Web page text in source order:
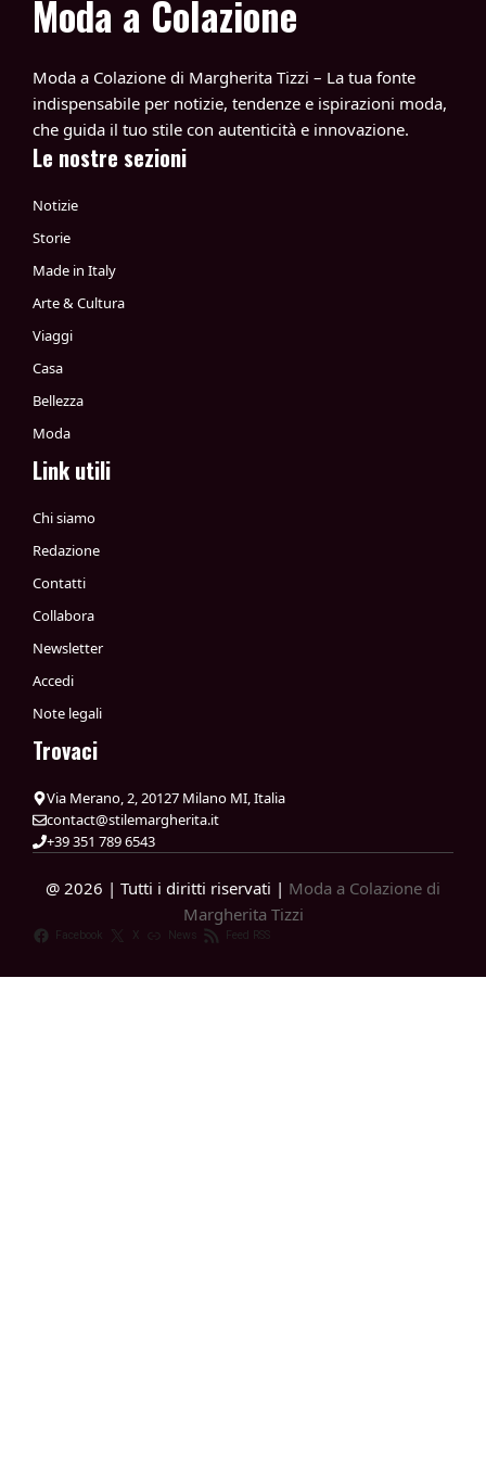
Moda a Colazione
Moda a Colazione di Margherita Tizzi – La tua fonte
indispensabile per notizie, tendenze e ispirazioni moda,
che guida il tuo stile con autenticità e innovazione.
Le nostre sezioni
Notizie
Storie
Made in Italy
Arte & Cultura
Viaggi
Casa
Bellezza
Moda
Link utili
Chi siamo
Redazione
Contatti
Collabora
Newsletter
Accedi
Note legali
Trovaci
Via Merano, 2, 20127 Milano MI, Italia
contact@stilemargherita.it
+39 351 789 6543
@ 2026 | Tutti i diritti riservati | Moda a Colazione di
Margherita Tizzi
Facebook X News Feed RSS